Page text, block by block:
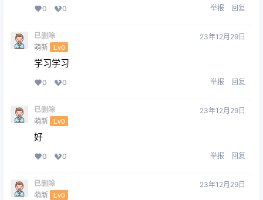
0 0 举报 回复
已删除
萌新 Lv0
23年12月29日
学习学习
0 0 举报 回复
已删除
萌新 Lv0
23年12月29日
好
0 0 举报 回复
已删除
萌新 Lv0
23年12月29日